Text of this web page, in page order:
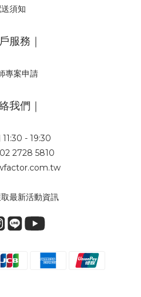
須知
服務｜
專案申請
我們｜
11:30 - 19:30
2728 5810
最新活動資訊